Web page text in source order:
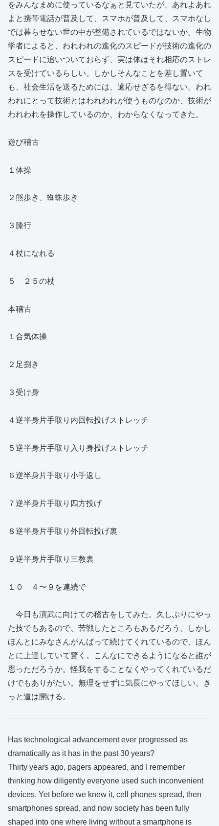
をみんなまめに使っているなぁと見ていたが、あれよあれ
よと携帯電話が普及して、スマホが普及して、スマホなし
では暮らせない世の中が整備されているではないか。生物
学者によると、われわれの進化のスピードが技術の進化の
スピードに追いついておらず、実は体はそれ相応のストレ
スを受けているらしい。しかしそんなことを差し置いて
も、社会生活を送るためには、適応せざるを得ない。われ
われにとって技術とはわれわれが使うものなのか、技術が
われわれを操作しているのか、わからなくなってきた。
遊び稽古
１体操
２熊歩き、蜘蛛歩き
３膝行
４杖になれる
５ ２５の杖
本稽古
１合気体操
２足捌き
３受け身
４逆半身片手取り内回転投げストレッチ
５逆半身片手取り入り身投げストレッチ
６逆半身片手取り小手返し
７逆半身片手取り四方投げ
８逆半身片手取り外回転投げ裏
９逆半身片手取り三教裏
１０ ４〜９を連続で
今日も演武に向けての稽古をしてみた。久しぶりにやっ
た技でもあるので、苦戦したところもあるだろう。しかし
ほんとにみなさんがんばって続けてくれているので、ほん
とに上達していて驚く。こんなにできるようになると誰が
思っただろうか。怪我をすることなくやってくれているだ
けでもありがたい。無理をせずに気長にやってほしい。き
っと道は開ける。
Has technological advancement ever progressed as
dramatically as it has in the past 30 years?
Thirty years ago, pagers appeared, and I remember
thinking how diligently everyone used such inconvenient
devices. Yet before we knew it, cell phones spread, then
smartphones spread, and now society has been fully
shaped into one where living without a smartphone is